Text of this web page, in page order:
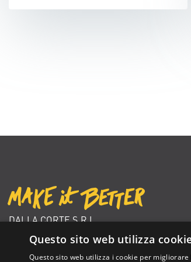
DALLA CORTE S.R.L.
VIA ZAMBELETTI 10
Questo sito web utilizza
Questo sito web utilizza i cookie per